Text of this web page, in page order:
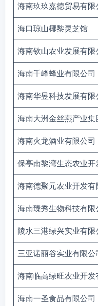
海南玖玖嘉德贸易有限
海口琼山椰黎灵芝馆
海南钦山农业发展有限
海南千峰蜂业有限公司
海南华昱科技发展有限
海南大洲金丝燕产业集
海南火龙酒业有限公司
保亭南黎湾生态农业开
海南德聚元农业开发有
海南臻秀生物科技有限
陵水三港绿兴实业有限
三亚诺丽谷实业有限公
海南临高绿旺农业开发
海南一圣食品有限公司